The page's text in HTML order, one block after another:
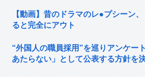
【動画】昔のドラマのレ●プシーン
ると完全にアウト
“外国人の職員採用”を巡りアンケ
あたらない」として公表する方針